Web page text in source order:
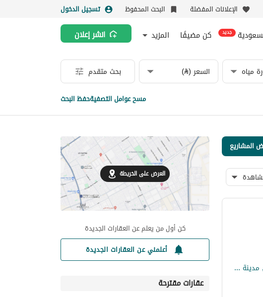
الإعلانات المفضلة البحث المحفوظ تسجيل الدخول
جديد كن مضيفًا المزيد انشر إعلان
مياه السعر (⃁) بحث متقدم
مسح عوامل التصفيةحفظ البحث
المشاريع
فيلا للإيجار في شارع طريق الملك سعود, حي البحيرة, مدينة حائل, منطقة حائل
العرض على الخريطة
كن أول من يعلم عن العقارات الجديدة
أعلمني عن العقارات الجديدة
عقارات مقترحة